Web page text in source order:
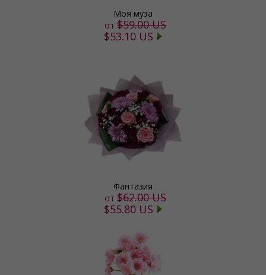
Моя муза
от $59.00 US
$53.10 US
Фантазия
от $62.00 US
$55.80 US